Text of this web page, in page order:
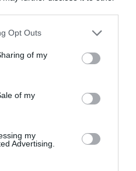
Opt Outs
of my
of my
my
Advertising.
más de 34.000
y más de 8.000 a
internacionales,
tipología de activos,
Si quieres más
fuente preferida de Google